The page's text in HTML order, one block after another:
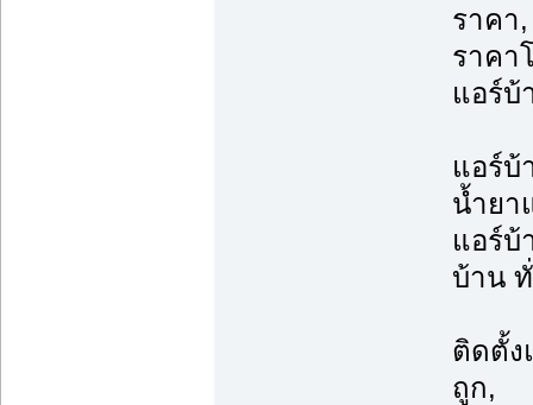
ราคา
ราคา
แอร์บ้
แอร์บ้
น้ำยา
แอร์บ้
บ้าน
ติดตั้ง
ถูก,